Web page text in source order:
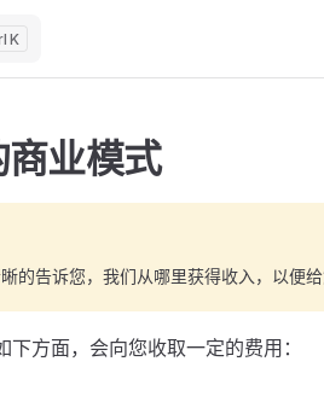
K
业模式
的告诉您，我们从哪里获得收入，以便给
下方面，会向您收取一定的费用：